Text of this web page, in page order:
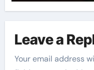
Leave a
Your email address